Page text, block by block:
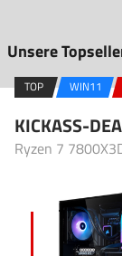
Unsere
TOP WIN11
KICKASS-
Ryzen 7